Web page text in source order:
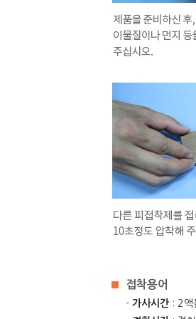
접착용어
- 가사시간 : 2액